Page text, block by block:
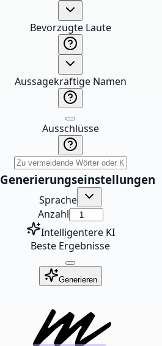
Bevorzugte Laute
Aussagekräftige Namen
Ausschlüsse
Generierungseinstellungen
Sprache
Anzahl
Intelligentere KI
Beste Ergebnisse
Generieren